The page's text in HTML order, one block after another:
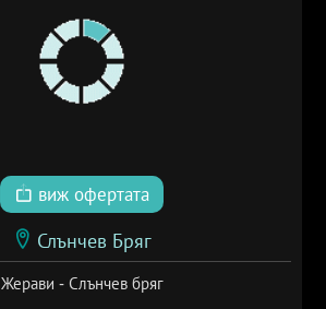
виж офертата
Слънчев Бряг
Жерави - Слънчев бряг